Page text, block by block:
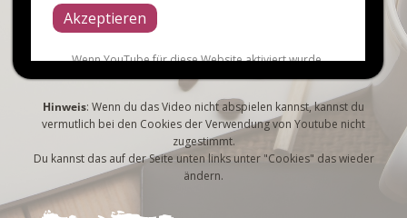
Akzeptieren
Wenn YouTube für diese Website aktiviert wurde,
Mehr dazu in der Datenschutzerklärung von YouTube:
hier
Hinweis: Wenn du das Video nicht abspielen kannst, kannst du
vermutlich bei den Cookies der Verwendung von Youtube nicht
zugestimmt.
Du kannst das auf der Seite unten links unter "Cookies" das wieder
ändern.